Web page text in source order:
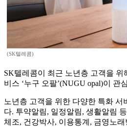
(SK텔레콤)
SK텔레콤이 최근 노년층 고객을 위
비스 ‘누구 오팔’(NUGU opal)이 관
노년층 고객을 위한 다양한 특화 서
다. 투약알림, 일정알림, 생활알림
체조, 건강박사, 이용통계, 금영노